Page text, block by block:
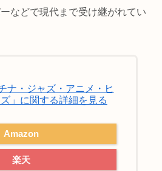
などで現代まで受け継がれてい
ナ・ジャズ・アニメ・ヒ
」に関する詳細を見る
Amazon
楽天